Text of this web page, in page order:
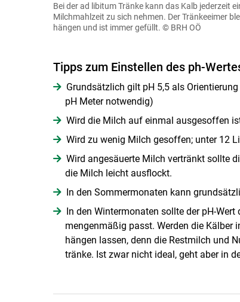
Bei der ad libitum Tränke kann das Kalb jederzeit
Milchmahlzeit zu sich nehmen. Der Tränkeeimer
hängen und ist immer gefüllt. © BRH OÖ
Tipps zum Einstellen des ph-
Grundsätzlich gilt pH 5,5 als
pH Meter notwendig)
Wird die Milch auf einmal ausgesoffen
Wird zu wenig Milch gesoffen; unter 12
Wird angesäuerte Milch vertränkt sollte
die Milch leicht ausflockt.
In den Sommermonaten kann
In den Wintermonaten sollte der pH-
mengenmäßig passt. Werden die Kälber
hängen lassen, denn die Restmilch und
tränke. Ist zwar nicht ideal, geht aber in